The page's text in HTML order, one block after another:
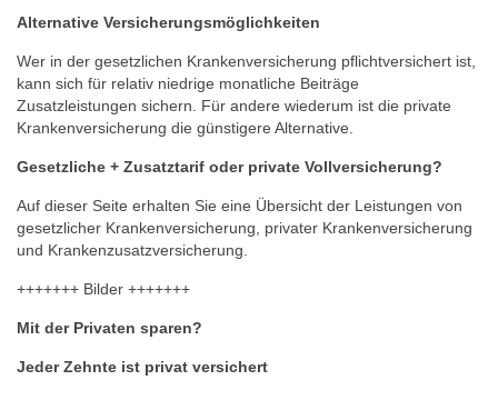
Alternative Versicherungsmöglichkeiten
Wer in der gesetzlichen Krankenversicherung pflichtversichert ist,
kann sich für relativ niedrige monatliche Beiträge
Zusatzleistungen sichern. Für andere wiederum ist die private
Krankenversicherung die günstigere Alternative.
Gesetzliche + Zusatztarif oder private Vollversicherung?
Auf dieser Seite erhalten Sie eine Übersicht der Leistungen von
gesetzlicher Krankenversicherung, privater Krankenversicherung
und Krankenzusatzversicherung.
+++++++ Bilder +++++++
Mit der Privaten sparen?
Jeder Zehnte ist privat versichert